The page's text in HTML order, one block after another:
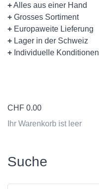
+Alles aus einer Hand
+ Grosses Sortiment
+ Europaweite Lieferung
+ Lager in der Schweiz
+ Individuelle Konditionen
CHF 0.00
Ihr Warenkorb ist leer
Suche